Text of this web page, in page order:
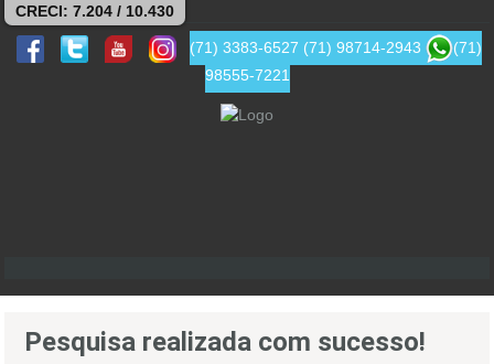
CRECI: 7.204 / 10.430
(71) 3383-6527 (71) 98714-2943
(71)
98555-7221
Pesquisa realizada com sucesso!